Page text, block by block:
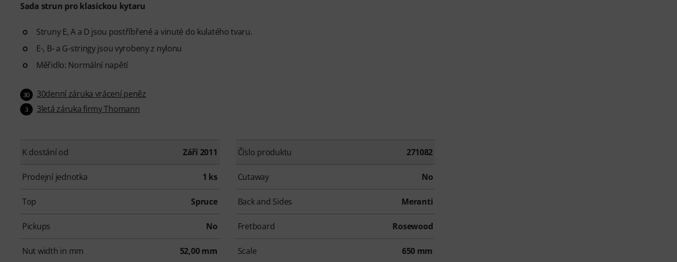
Sada strun pro klasickou kytaru
Struny E, A a D jsou postříbřené a vinuté do kulatého tvaru.
E-, B- a G-stringy jsou vyrobeny z nylonu
Měřidlo: Normální napětí
30 30denní záruka vrácení peněz
3 3letá záruka firmy Thomann
K dostání od Září 2011 Číslo produktu 271082
Prodejní jednotka 1 ks Cutaway No
Top Spruce Back and Sides Meranti
Pickups No Fretboard Rosewood
Nut width in mm 52,00 mm Scale 650 mm